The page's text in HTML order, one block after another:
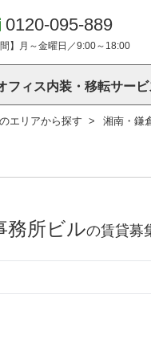
0120-095-889
間】月～金曜日／9:00～18:00
神奈川
路線から探す
賃料相場を参考に探す
地図から探す
神奈川のクリニックを探す
フィス内装・移転サービ
サービス内容
アットオフィスが選ばれ
無料ダウンロード
オフィス紹介 東京本
エリアから探す 湘南・鎌
務所ビルの賃貸募